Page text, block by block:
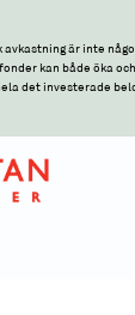
är inte
kan både öka
det investerade